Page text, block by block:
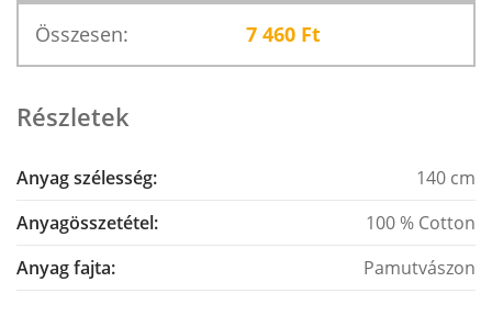
Összesen: 7 460 Ft
Részletek
Anyag szélesség:
140 cm
Anyagösszetétel:
100 % Cotton
Anyag fajta:
Pamutvászon